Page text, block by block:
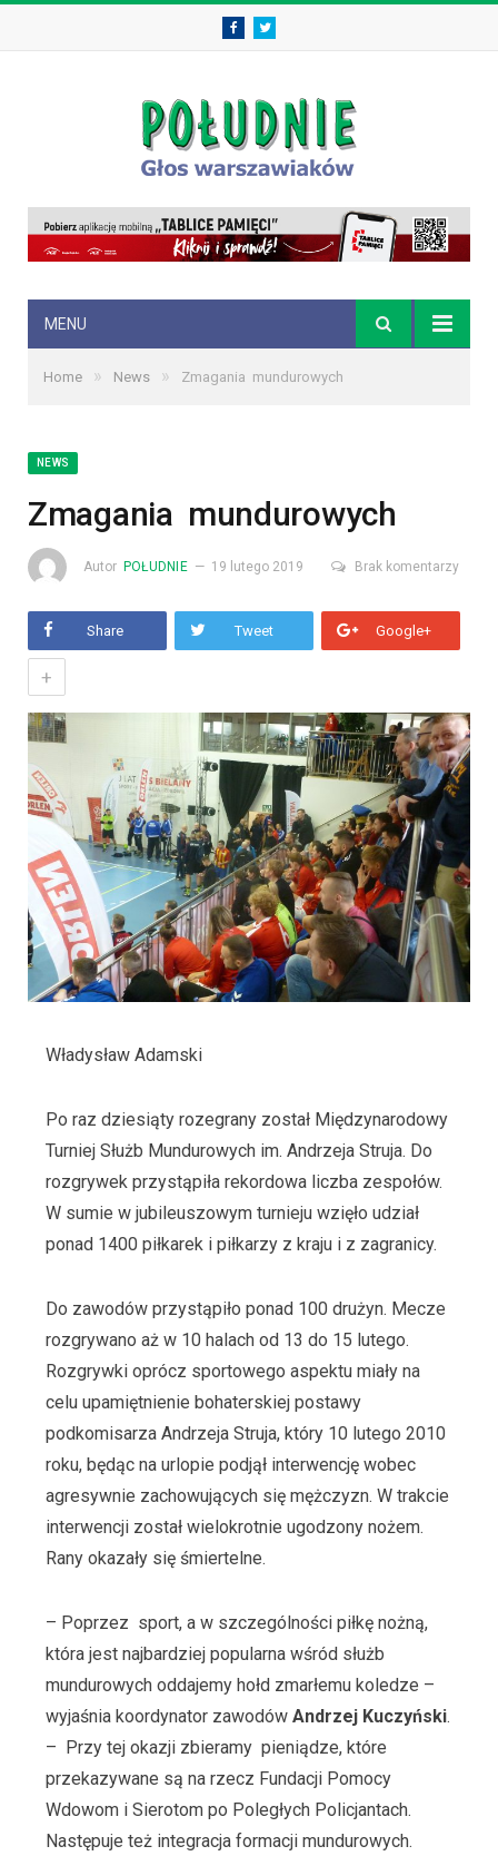
FacebookTwitter
MENU
Home » News » Zmagania mundurowych
NEWS
Zmagania mundurowych
Autor POŁUDNIE 19 lutego 2019 Brak komentarzy
Share Tweet Google+
+
Władysław Adamski
Po raz dziesiąty rozegrany został Międzynarodowy
Turniej Służb Mundurowych im. Andrzeja Struja. Do
rozgrywek przystąpiła rekordowa liczba zespołów.
W sumie w jubileuszowym turnieju wzięło udział
ponad 1400 piłkarek i piłkarzy z kraju i z zagranicy.
Do zawodów przystąpiło ponad 100 drużyn. Mecze
rozgrywano aż w 10 halach od 13 do 15 lutego.
Rozgrywki oprócz sportowego aspektu miały na
celu upamiętnienie bohaterskiej postawy
podkomisarza Andrzeja Struja, który 10 lutego 2010
roku, będąc na urlopie podjął interwencję wobec
agresywnie zachowujących się mężczyzn. W trakcie
interwencji został wielokrotnie ugodzony nożem.
Rany okazały się śmiertelne.
– Poprzez sport, a w szczególności piłkę nożną,
która jest najbardziej popularna wśród służb
mundurowych oddajemy hołd zmarłemu koledze –
wyjaśnia koordynator zawodów Andrzej Kuczyński.
– Przy tej okazji zbieramy pieniądze, które
przekazywane są na rzecz Fundacji Pomocy
Wdowom i Sierotom po Poległych Policjantach.
Następuje też integracja formacji mundurowych.